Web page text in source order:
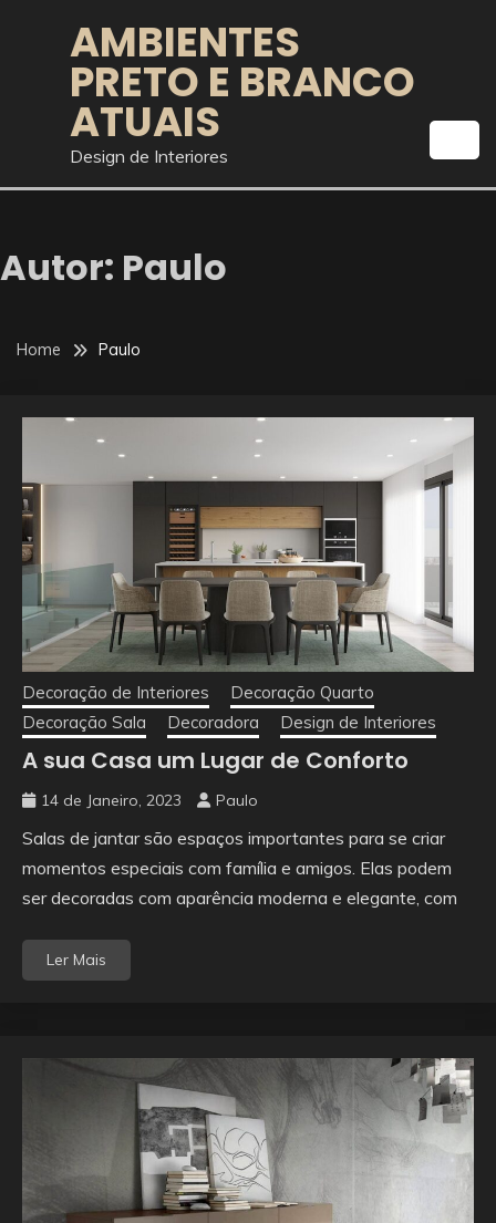
AMBIENTES
PRETO E BRANCO
ATUAIS
Design de Interiores
Autor: Paulo
Home Paulo
Decoração de Interiores
Decoração Quarto
Decoração Sala
Decoradora Design de Interiores
A sua Casa um Lugar de Conforto
14 de Janeiro, 2023 Paulo
Salas de jantar são espaços importantes para se criar
momentos especiais com família e amigos. Elas podem
ser decoradas com aparência moderna e elegante, com
Ler Mais